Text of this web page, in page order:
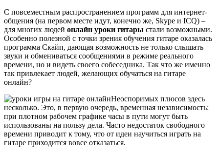
С повсеместным распространением программ для интернет-
общения (на первом месте идут, конечно же, Skype и ICQ) –
для многих людей онлайн уроки гитары стали возможными.
Особенно полезной с точки зрения обучения гитаре оказалась
программа Скайп, дающая возможность не только слышать
звуки и обмениваться сообщениями в режиме реального
времени, но и видеть своего собеседника. Так что же именно
так привлекает людей, желающих обучаться на гитаре
онлайн?
Неоспоримых плюсов здесь
несколько. Это, в первую очередь, временная независимость:
при плотном рабочем графике часы в пути могут быть
использованы на пользу дела. Часто недостаток свободного
времени приводит к тому, что от идеи научиться играть на
гитаре приходится вовсе отказаться.